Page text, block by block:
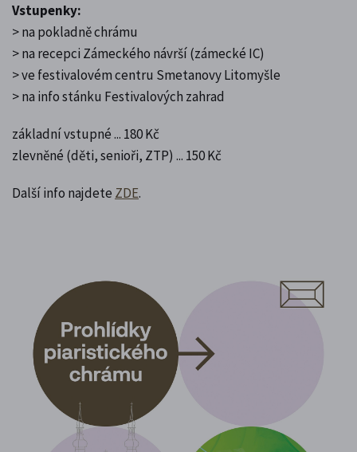
Vstupenky:
> na pokladně chrámu
> na recepci Zámeckého návrší (zámecké IC)
> ve festivalovém centru Smetanovy Litomyšle
> na info stánku Festivalových zahrad
základní vstupné ... 180 Kč
zlevněné (děti, senioři, ZTP) ... 150 Kč
Další info najdete ZDE.